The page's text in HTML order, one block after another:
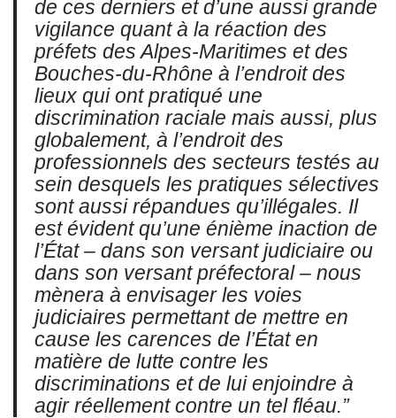
de ces derniers et d’une aussi grande
vigilance quant à la réaction des
préfets des Alpes-Maritimes et des
Bouches-du-Rhône à l’endroit des
lieux qui ont pratiqué une
discrimination raciale mais aussi, plus
globalement, à l’endroit des
professionnels des secteurs testés au
sein desquels les pratiques sélectives
sont aussi répandues qu’illégales. Il
est évident qu’une énième inaction de
l’État – dans son versant judiciaire ou
dans son versant préfectoral – nous
mènera à envisager les voies
judiciaires permettant de mettre en
cause les carences de l’État en
matière de lutte contre les
discriminations et de lui enjoindre à
agir réellement contre un tel fléau.”